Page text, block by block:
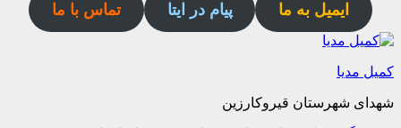
ایمیل به ما پیام در ایتا تماس با ما
کمیل مدیا
شهدای شهرستان قیروکارزین